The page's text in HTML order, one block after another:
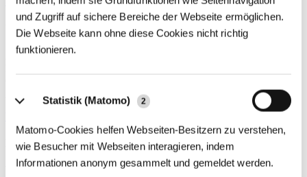
und Zugriff auf sichere Bereiche der Webseite ermöglichen.
Die Webseite kann ohne diese Cookies nicht richtig
funktionieren.
Statistik (Matomo) 2
Matomo-Cookies helfen Webseiten-Besitzern zu verstehen,
wie Besucher mit Webseiten interagieren, indem
Informationen anonym gesammelt und gemeldet werden.
Über die dhpg
An unseren 18 Standorten beraten wir mit über 1.200
gemeinnützige Organisationen und Privatpersonen.
Kontakt
Wenn Sie Fragen zu unseren Angeboten haben, können Sie uns